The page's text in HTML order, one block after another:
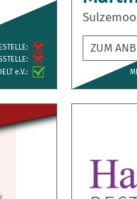
e.V.:
ZUM